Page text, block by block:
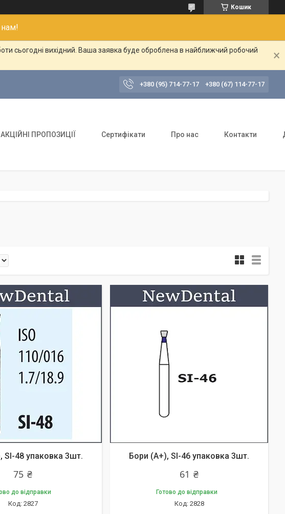
Кошик
сьогодні вихідний. Ваша заявка буде оброблена в найближчий робочий
+380 (95) 714-77-17 +380 (67) 114-77-17
АКЦІЙНІ ПРОПОЗИЦІЇ Сертифікати Про нас Контакти
SI-48 упаковка 3шт.
75 ₴
до відправки
2827
Бори (A+), SI-46 упаковка 3шт.
61 ₴
Готово до відправки
2828